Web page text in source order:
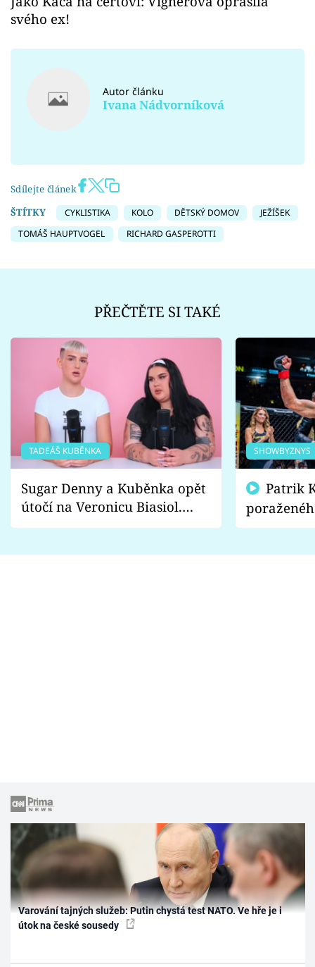
svého ex!
Autor článku
Ivana Nádvorníková
Sdílejte článek
ŠTÍTKY
CYKLISTIKA KOLO DĚTSKÝ DOMOV
JEŽÍŠEK
TOMÁŠ HAUPTVOGEL
RICHARD GASPEROTTI
PŘEČTĚTE SI TAKÉ
TADEÁŠ KUBĚNKA
Sugar Denny a Kuběnka opět
útočí na Veronicu Biasiol.
Proč je podle nich falešná a
SHOWBYZNYS
fanoušci
Varování tajných služeb: Putin chystá test NATO. Ve hře je i
útok na české sousedy